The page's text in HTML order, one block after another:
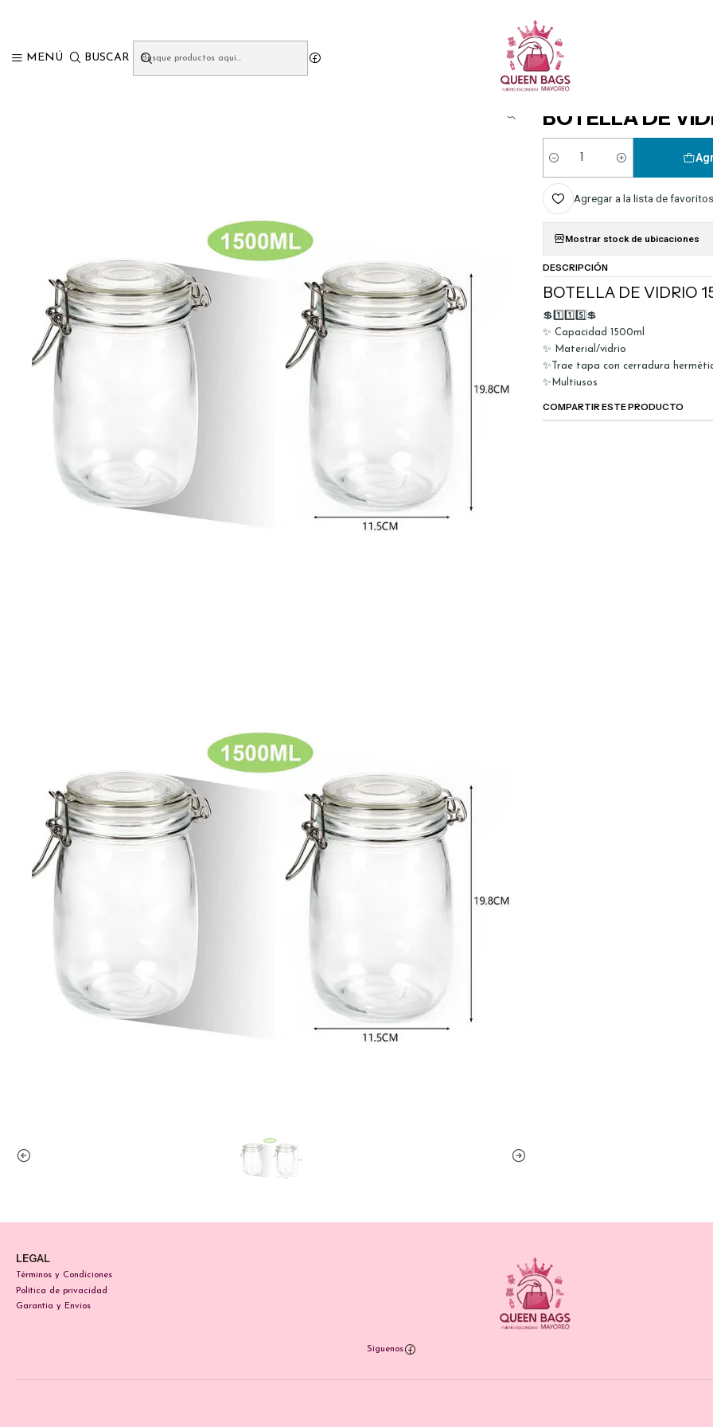
MENÚ BUSCAR
BOTES, VASOS Y TAZAS BOTELLA DE VIDRIO 1500ML MOD#
BOTELLA DE
Cantidad
Agregar a la lista de favoritos
Mostrar stock de ubicaciones
DESCRIPCIÓN
BOTELLA DE VIDRIO
💲1️⃣1️⃣5️⃣💲
✨ Capacidad 1500ml
✨ Material/vidrio
✨Trae tapa con cerradura
✨Multiusos
COMPARTIR ESTE PRODUCTO
LEGAL
Términos y Condiciones
Política de privacidad
Garantia y Envios
Síguenos